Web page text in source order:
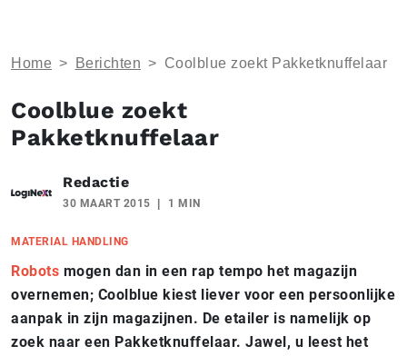
Home > Berichten > Coolblue zoekt Pakketknuffelaar
Coolblue zoekt
Pakketknuffelaar
Redactie
30 MAART 2015 1 MIN
MATERIAL HANDLING
Robots mogen dan in een rap tempo het magazijn
overnemen; Coolblue kiest liever voor een persoonlijke
aanpak in zijn magazijnen. De etailer is namelijk op
zoek naar een Pakketknuffelaar. Jawel, u leest het